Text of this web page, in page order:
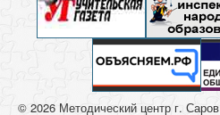
© 2026 Методический центр г. Саров